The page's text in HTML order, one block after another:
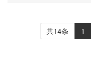
共14条 1